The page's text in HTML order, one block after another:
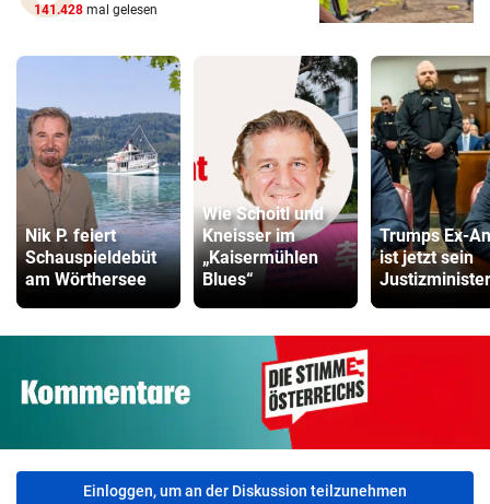
141.428 mal gelesen
Nik P. feiert
Schauspieldebüt
am Wörthersee
Wie Schoitl und
Kneisser im
„Kaisermühlen
Blues“
Trumps Ex-
ist jetzt sein
Justizminister
Einloggen, um an der Diskussion teilzunehmen